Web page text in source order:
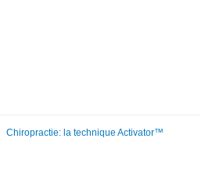
Chiropractie: la technique Activator™